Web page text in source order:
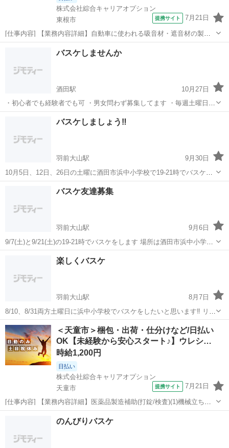
株式会社綜合キャリアオプション
東根市
提携サイト 7月21日
[仕事内容] 【業務内容詳細】自動車に使われる吸音材・遮音材の製造
のお仕事です。 原則交替勤務ですが、 夜勤のみ、 日勤のみの相談も
可能。 重量物はほぼありません。 (1)マシンオペレーター材料を機械
バスケしませんか
酒田駅
10月27日
・初心者でも経験者でも可 ・男女問わず募集してます ・毎週土曜日
19:00〜21:00 ・体育館代200円（初回無料）
酒田駅 バスケットボール
バスケしましょう‼︎
羽前大山駅
9月30日
10月5日、12日、26日の土曜に酒田市浜中小学校で19-21時でバスケを
やります！会費は100円です 初心者、女性、経験者関係なく楽しくバ
スケをしています どなたでも大歓迎ですのでお気軽にお声掛けくださ
い！ お待ちしてます！
羽前大山駅
バスケ友達募集
羽前大山駅
9月6日
9/7(土)と9/21(土)の19-21時でバスケをします 場所は酒田市浜中小学校
です 経験者、初心者、女性と関係なく楽しくバスケをやっています‼︎
まだまだ暑いですが負けないくらい楽しくバスケを一緒にやりましょ
酒田市 羽前大山駅
楽しくバスケ
羽前大山駅
8月7日
8/10、8/31両方土曜日に浜中小学校でバスケをしたいと思います‼︎ リン
グの高さは一般用でコートはミニ用サイズとなってます 時間は19-21
時で会費が100円です 経験者、初心者、女性と幅広く楽しくバスケを
しています 最...
山形 酒田市 羽前大山駅 バスケットボール バスケ
＜天童市＞梱包・出荷・仕分けなど/日払い
OK【未経験から安心スタート♪】ウレシ…
時給1,200円
日払い
株式会社綜合キャリアオプション
天童市
提携サイト 7月21日
[仕事内容] 【業務内容詳細】医薬品製造補助(打錠/検査)(1)機械立ち上
げ後の工程検査や記録入力など※機械立ち上げ作業は社員が行いま
す。 (2)作業室や製造機器の清掃作業補助(3)原料や製品の搬入・搬出等
仕分け
のんびりバスケ